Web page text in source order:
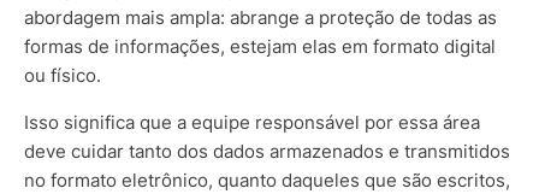
abordagem mais ampla: abrange a proteção de todas as
formas de informações, estejam elas em formato digital
ou físico.
Isso significa que a equipe responsável por essa área
deve cuidar tanto dos dados armazenados e transmitidos
no formato eletrônico, quanto daqueles que são escritos,